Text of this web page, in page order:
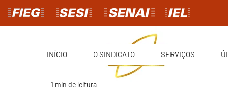
INÍCIO O SINDICATO SERVIÇOS
1 min de leitura